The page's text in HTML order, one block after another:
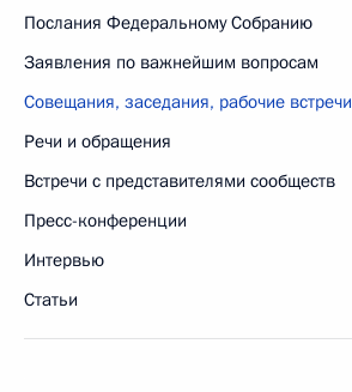
Послания Федеральному Собранию
Заявления по важнейшим вопросам
Совещания, заседания, рабочие встречи
Речи и обращения
Встречи с представителями сообществ
Пресс-конференции
Интервью
Статьи